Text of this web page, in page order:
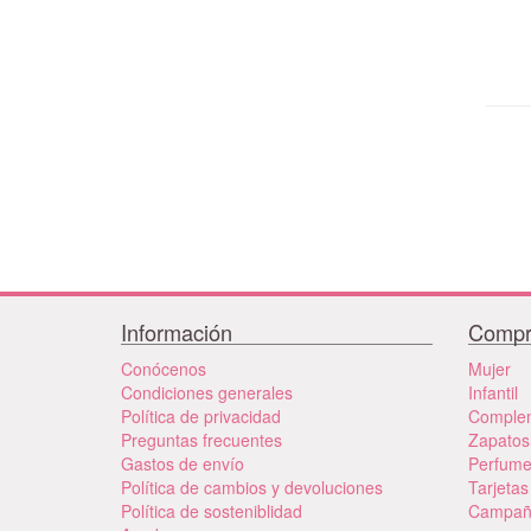
Información
Conócenos
Condiciones generales
Política de privacidad
Preguntas frecuentes
Gastos de envío
Política de cambios y devoluciones
Política de sosteniblidad
Mujer
Infantil
Perfume